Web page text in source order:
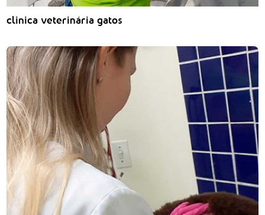
clinica veterinária gatos